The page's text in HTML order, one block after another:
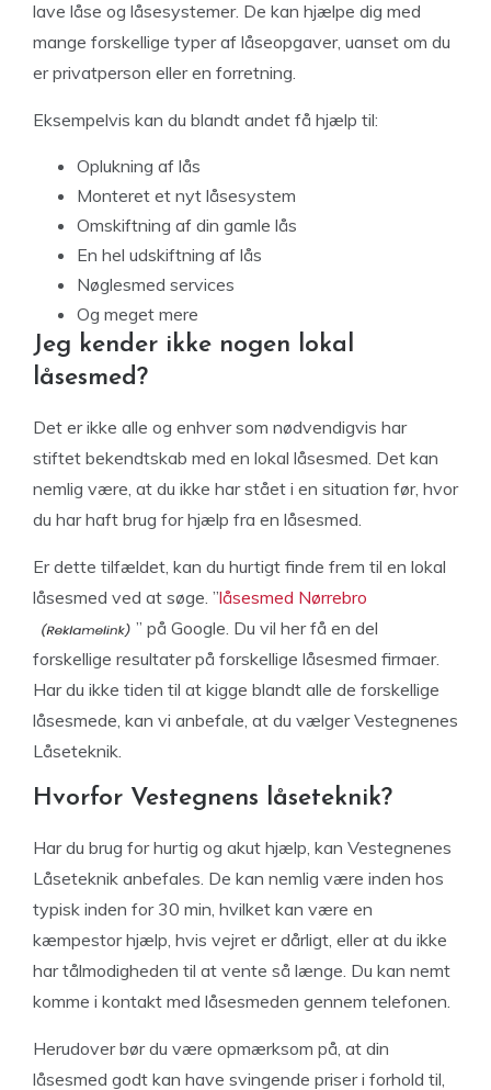
lave låse og låsesystemer. De kan hjælpe dig med
mange forskellige typer af låseopgaver, uanset om du
er privatperson eller en forretning.
Eksempelvis kan du blandt andet få hjælp til:
Oplukning af lås
Monteret et nyt låsesystem
Omskiftning af din gamle lås
En hel udskiftning af lås
Nøglesmed services
Og meget mere
Jeg kender ikke nogen lokal
låsesmed?
Det er ikke alle og enhver som nødvendigvis har
stiftet bekendtskab med en lokal låsesmed. Det kan
nemlig være, at du ikke har stået i en situation før, hvor
du har haft brug for hjælp fra en låsesmed.
Er dette tilfældet, kan du hurtigt finde frem til en lokal
låsesmed ved at søge. ”låsesmed Nørrebro
” på Google. Du vil her få en del
forskellige resultater på forskellige låsesmed firmaer.
Har du ikke tiden til at kigge blandt alle de forskellige
låsesmede, kan vi anbefale, at du vælger Vestegnenes
Låseteknik.
Hvorfor Vestegnens låseteknik?
Har du brug for hurtig og akut hjælp, kan Vestegnenes
Låseteknik anbefales. De kan nemlig være inden hos
typisk inden for 30 min, hvilket kan være en
kæmpestor hjælp, hvis vejret er dårligt, eller at du ikke
har tålmodigheden til at vente så længe. Du kan nemt
komme i kontakt med låsesmeden gennem telefonen.
Herudover bør du være opmærksom på, at din
låsesmed godt kan have svingende priser i forhold til,